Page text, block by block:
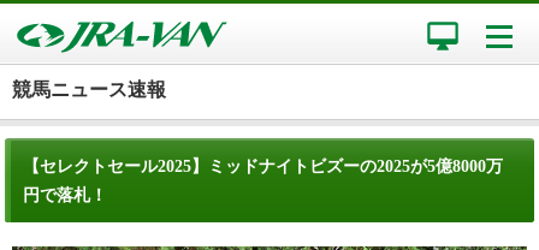
競馬ニュース速報
【セレクトセール2025】ミッドナイトビズーの2025が5億8000万
円で落札！